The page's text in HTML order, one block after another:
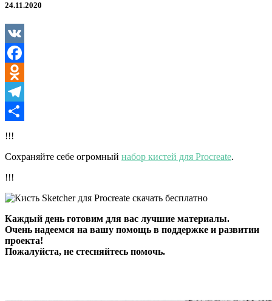
Procreate
24.11.2020
VK
Facebook
Odnoklassniki
Telegram
Отправить
!!!
Сохраняйте себе огромный набор кистей для Procreate.
!!!
Каждый день готовим для вас лучшие материалы.
Очень надеемся на вашу помощь в поддержке и развитии
проекта!
Пожалуйста, не стесняйтесь помочь.